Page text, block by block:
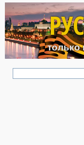
только